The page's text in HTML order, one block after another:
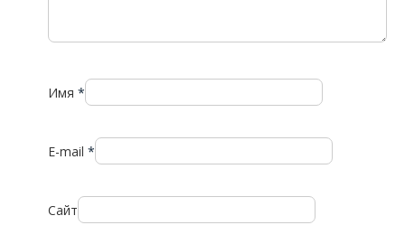
Имя *
E-mail *
Сайт